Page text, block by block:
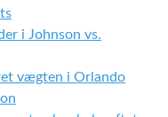
i Johnson vs.
vægten i Orlando